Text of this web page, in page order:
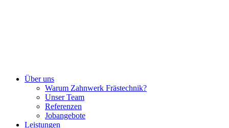
Close
Über uns
Warum Zahnwerk Frästechnik?
Unser Team
Referenzen
Jobangebote
Leistungen